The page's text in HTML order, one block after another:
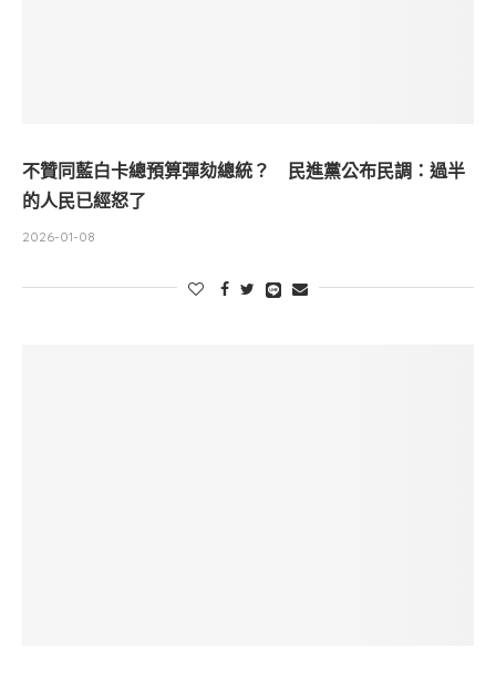
不贊同藍白卡總預算彈劾總統？ 民進黨公布民調：過半
的人民已經怒了
2026-01-08